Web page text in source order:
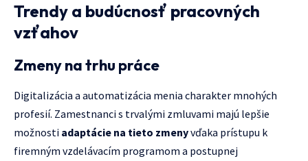
Trendy a budúcnosť pracovných
vzťahov
Zmeny na trhu práce
Digitalizácia a automatizácia menia charakter mnohých
profesií. Zamestnanci s trvalými zmluvami majú lepšie
možnosti adaptácie na tieto zmenyvďaka prístupu k
firemným vzdelávacím programom a postupnej